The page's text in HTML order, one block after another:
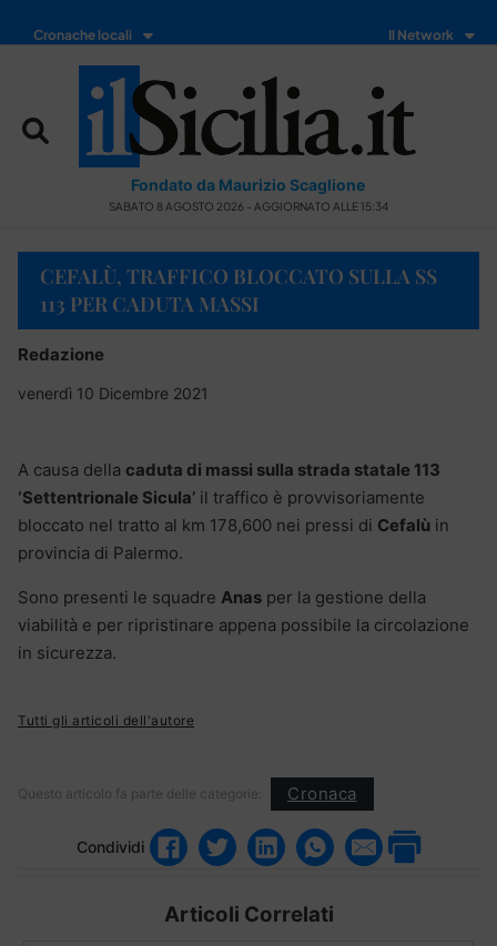
Cronache locali Il Network
Fondato da Maurizio Scaglione
SABATO 8 AGOSTO 2026 - AGGIORNATO ALLE 15:34
CEFALÙ, TRAFFICO BLOCCATO SULLA SS
113 PER CADUTA MASSI
Redazione
venerdì 10 Dicembre 2021
A causa della caduta di massi sulla strada statale 113
‘Settentrionale Sicula’ il traffico è provvisoriamente
bloccato nel tratto al km 178,600 nei pressi di Cefalù in
provincia di Palermo.
Sono presenti le squadre Anas per la gestione della
viabilità e per ripristinare appena possibile la circolazione
in sicurezza.
Tutti gli articoli dell'autore
Questo articolo fa parte delle categorie: Cronaca
Condividi
Articoli Correlati